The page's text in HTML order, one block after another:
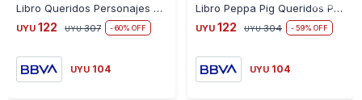
Libro Queridos Personajes Peppa Pig Aprende las Palabras
UYU 122 UYU 307 60
UYU 104
Libro Peppa Pig Queridos Personajes Aprende los Colores
UYU 122 UYU 304 59
UYU 104